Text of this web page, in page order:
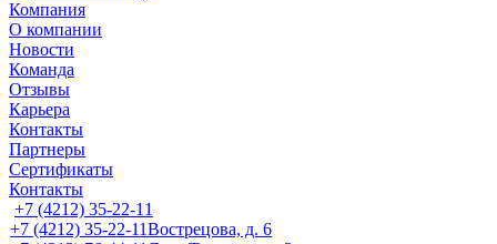
Компания
О компании
Новости
Команда
Отзывы
Карьера
Контакты
Партнеры
Сертификаты
Контакты
+7 (4212) 35-22-11
+7 (4212) 35-22-11Вострецова, д. 6